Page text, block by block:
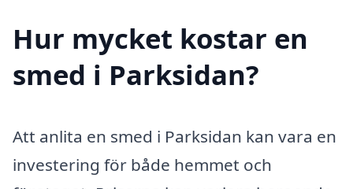
Hur mycket kostar en
smed i Parksidan?
Att anlita en smed i Parksidan kan vara en
investering för både hemmet och